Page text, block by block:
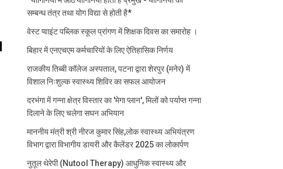
सम्बन्ध तंत्र तथा योग विद्या से होती है*
वेस्ट प्वाइंट पब्लिक स्कूल प्रांगण में शिक्षक दिवस का समारोह ।
बिहार में एनएचएम कर्मचारियों के लिए ऐतिहासिक निर्णय
राजकीय तिब्बी कॉलेज अस्पताल, पटना द्वारा शेरपुर (मनेर) में
विशाल निःशुल्क स्वास्थ्य शिविर का सफल आयोजन
दरभंगा में गन्ना क्षेत्र विस्तार का 'मेगा प्लान', मिलों को पर्याप्त गन्ना
दिलाने के लिए चलेगा सघन अभियान
माननीय मंत्री श्री नीरज कुमार सिंह,लोक स्वास्थ्य अभियंत्रण
विभाग द्वारा विभागीय डायरी और कैलेंडर 2025 का लोकार्पण
नुतूल थेरेपी (Nutool Therapy) आधुनिक स्वास्थ्य और